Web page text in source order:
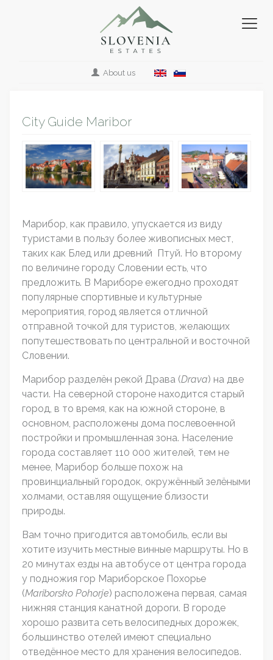
About us
City Guide Maribor
Марибор, как правило, упускается из виду
туристами в пользу более живописных мест,
таких как Блед или древний Птуй. Но второму
по величине городу Словении есть, что
предложить. В Мариборе ежегодно проходят
популярные спортивные и культурные
мероприятия, город является отличной
отправной точкой для туристов, желающих
попутешествовать по центральной и восточной
Словении.
Марибор разделён рекой Драва (Drava) на две
части. На северной стороне находится старый
город, в то время, как на южной стороне, в
основном, расположены дома послевоенной
постройки и промышленная зона. Население
города составляет 110 000 жителей, тем не
менее, Марибор больше похож на
провинциальный городок, окружённый зелёными
холмами, оставляя ощущение близости
природы.
Вам точно пригодится автомобиль, если вы
хотите изучить местные винные маршруты. Но в
20 минутах езды на автобусе от центра города
у подножия гор Мариборское Похорье
(Mariborsko Pohorje) расположена первая, самая
нижняя станция канатной дороги. В городе
хорошо развита сеть велосипедных дорожек,
большинство отелей имеют специально
отведённое место для хранения велосипедов.